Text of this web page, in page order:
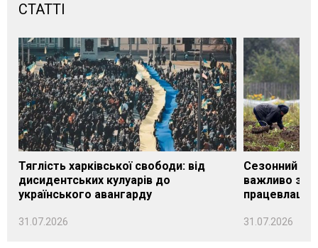
СТАТТІ
Тяглість харківської свободи: від
дисидентських кулуарів до
українського авангарду
31.07.2026
Сезонний
важливо
31.07.2026